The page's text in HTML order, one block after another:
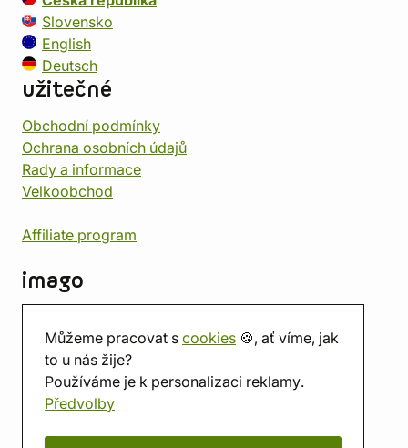
Můžeme pracovat s cookies 🍪, ať víme, jak
to u nás žije?
Používáme je k personalizaci reklamy.
Předvolby
Slovensko
English
Deutsch
užitečné
Obchodní podmínky
Ochrana osobních údajů
Rady a informace
Velkoobchod
Affiliate program
imago
Prodejna
Herna
O nás
Hodnocení obchodu